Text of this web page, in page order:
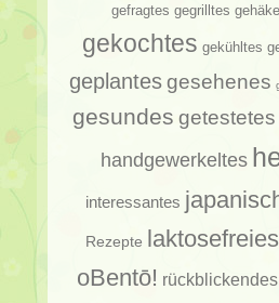
gefragtes gegrilltes
gekochtes gekühltes
geplantesgesehenes
gesundes getestetes
handgewerkeltes
interessantes
Rezepte laktosefreies
oBentō! rückblickendes